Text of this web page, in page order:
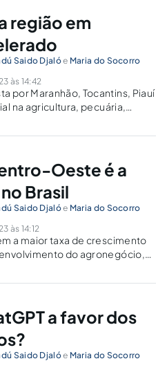
região em
Saido Djalóe Maria do Socorro
às 14:42
por Maranhão, Tocantins, Piauí
na agricultura, pecuária,
Oeste é a
Brasil
Saido Djalóe Maria do Socorro
às 14:12
a maior taxa de crescimento
do agronegócio,
a favor dos
Saido Djalóe Maria do Socorro